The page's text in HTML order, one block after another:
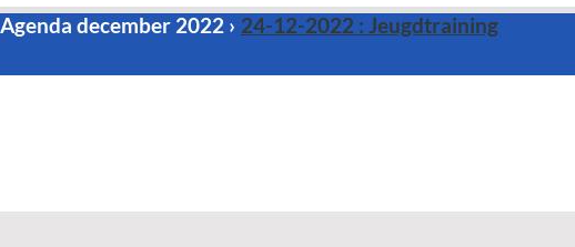
Agenda december 2022 24-12-2022 : Jeugdtraining